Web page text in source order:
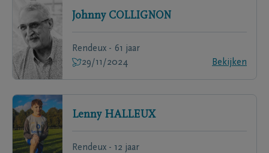
Johnny COLLIGNON
Rendeux - 61 jaar
29/11/2024
Bekijken
Lenny HALLEUX
Rendeux - 12 jaar